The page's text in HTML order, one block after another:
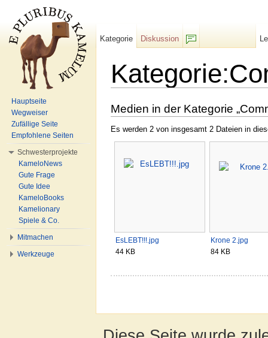
Medien in der Kategorie
Es werden 2 von insgesamt 2 Dateien in
EsLEBT!!!.jpg
44 KB
Krone 2.jpg
84 KB
Kategorie
Diskussion
Hauptseite
Wegweiser
Zufällige Seite
Empfohlene Seiten
Schwesterprojekte
KameloNews
Gute Frage
Gute Idee
KameloBooks
Kamelionary
Spiele & Co.
Mitmachen
Werkzeuge